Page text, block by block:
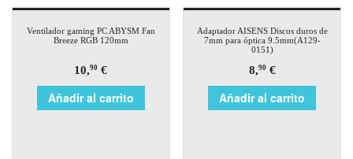
Ventilador gaming PC ABYSM Fan
Breeze RGB 120mm
10,90 €
Añadir al carrito
Adaptador AISENS Discos duros de
7mm para óptica 9.5mm(A129-
0151)
8,90€
Añadir al carrito